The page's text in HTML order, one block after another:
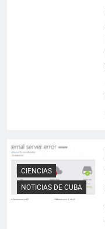
CIENCIAS
NOTICIAS DE CUBA